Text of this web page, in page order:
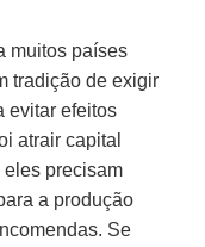
muitos países
tradição de exigir
evitar efeitos
atrair capital
eles precisam
a produção
Se